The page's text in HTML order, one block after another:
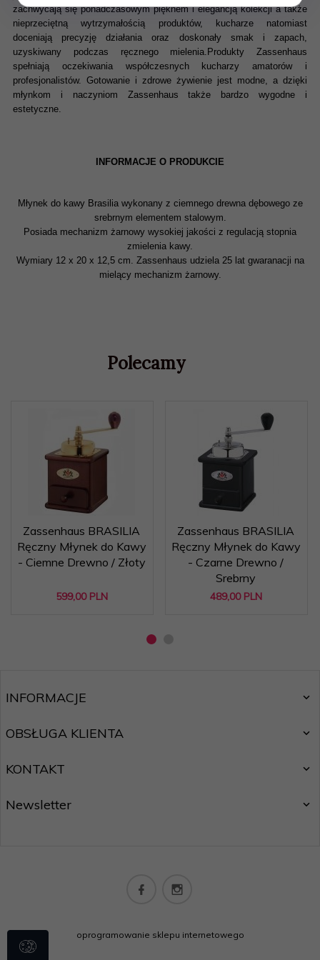
zachwycają się ponadczasowym pięknem i elegancją kolekcji a także
nieprzeciętną wytrzymałością produktów, kucharze natomiast
doceniają precyzję działania oraz doskonały smak i zapach,
uzyskiwany podczas ręcznego mielenia.Produkty Zassenhaus
spełniają oczekiwania współczesnych kucharzy amatorów i
profesjonalistów. Gotowanie i zdrowe żywienie jest modne, a dzięki
młynkom i naczyniom Zassenhaus także bardzo wygodne i
estetyczne.
INFORMACJE O PRODUKCIE
Młynek do kawy Brasilia wykonany z ciemnego drewna dębowego ze
srebrnym elementem stalowym.
Posiada mechanizm żarnowy wysokiej jakości z regulacją stopnia
zmielenia kawy.
Wymiary 12 x 20 x 12,5 cm. Zassenhaus udziela 25 lat gwaranacji na
mielący mechanizm żarnowy.
Polecamy
Zassenhaus BRASILIA
Ręczny Młynek do Kawy
- Ciemne Drewno / Złoty
599,00 PLN
Zassenhaus BRASILIA
Ręczny Młynek do Kawy
- Czarne Drewno /
Srebrny
489,00 PLN
INFORMACJE
OBSŁUGA KLIENTA
KONTAKT
Newsletter
oprogramowanie sklepu internetowego